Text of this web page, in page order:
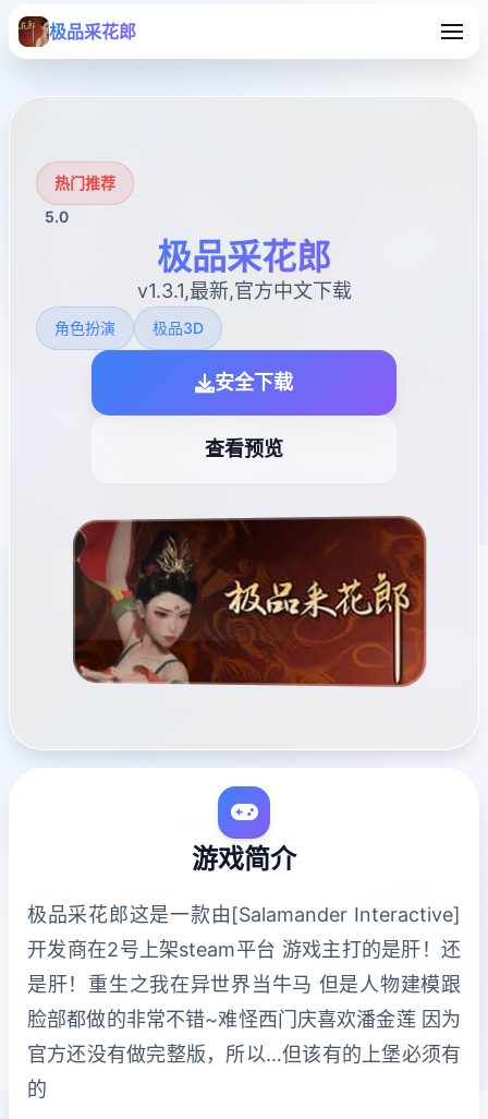
极品采花郎
热门推荐
5.0
极品采花郎
v1.3.1,最新,官方中文下载
角色扮演 极品3D
安全下载
查看预览
游戏简介
极品采花郎这是一款由[Salamander Interactive]
开发商在2号上架steam平台 游戏主打的是肝！还
是肝！重生之我在异世界当牛马 但是人物建模跟
脸部都做的非常不错~难怪西门庆喜欢潘金莲 因为
官方还没有做完整版，所以…但该有的上堡必须有
的